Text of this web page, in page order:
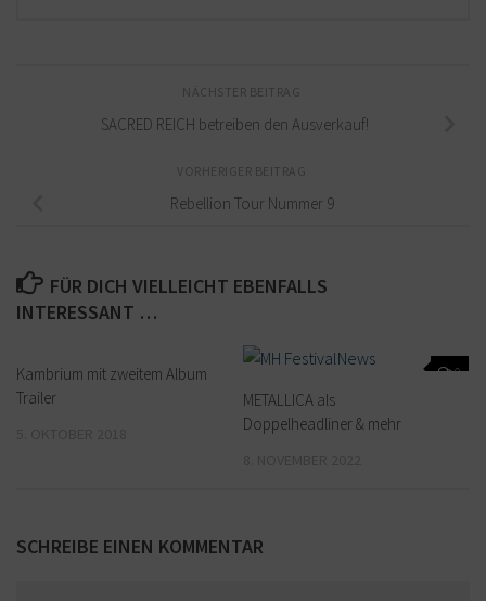
NÄCHSTER BEITRAG
SACRED REICH betreiben den Ausverkauf!
VORHERIGER BEITRAG
Rebellion Tour Nummer 9
FÜR DICH VIELLEICHT EBENFALLS
INTERESSANT …
Kambrium mit zweitem Album
Trailer
0
METALLICA als
Doppelheadliner & mehr
SCHREIBE EINEN KOMMENTAR